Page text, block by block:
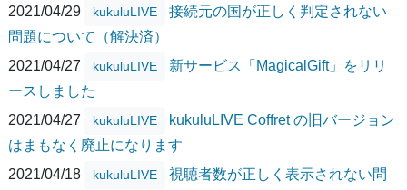
2021/04/29
kukuluLIVE
接続元の国が正しく判定されない
問題について（解決済）
2021/04/27
kukuluLIVE
新サービス「MagicalGift」をリリ
ースしました
2021/04/27
kukuluLIVE
kukuluLIVE Coffret の旧バージョン
はまもなく廃止になります
2021/04/18
kukuluLIVE
視聴者数が正しく表示されない問